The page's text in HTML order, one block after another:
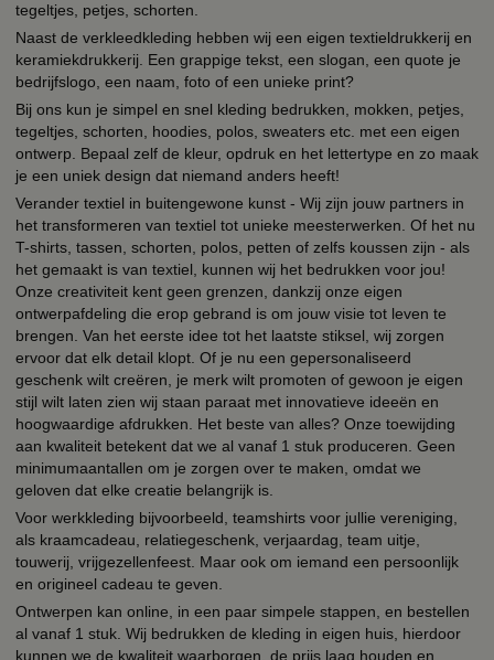
tegeltjes, petjes, schorten.
Naast de verkleedkleding hebben wij een eigen textieldrukkerij en
keramiekdrukkerij. Een grappige tekst, een slogan, een quote je
bedrijfslogo, een naam, foto of een unieke print?
Bij ons kun je simpel en snel kleding bedrukken, mokken, petjes,
tegeltjes, schorten, hoodies, polos, sweaters etc. met een eigen
ontwerp. Bepaal zelf de kleur, opdruk en het lettertype en zo maak
je een uniek design dat niemand anders heeft!
Verander textiel in buitengewone kunst - Wij zijn jouw partners in
het transformeren van textiel tot unieke meesterwerken. Of het nu
T-shirts, tassen, schorten, polos, petten of zelfs koussen zijn - als
het gemaakt is van textiel, kunnen wij het bedrukken voor jou!
Onze creativiteit kent geen grenzen, dankzij onze eigen
ontwerpafdeling die erop gebrand is om jouw visie tot leven te
brengen. Van het eerste idee tot het laatste stiksel, wij zorgen
ervoor dat elk detail klopt. Of je nu een gepersonaliseerd
geschenk wilt creëren, je merk wilt promoten of gewoon je eigen
stijl wilt laten zien wij staan paraat met innovatieve ideeën en
hoogwaardige afdrukken. Het beste van alles? Onze toewijding
aan kwaliteit betekent dat we al vanaf 1 stuk produceren. Geen
minimumaantallen om je zorgen over te maken, omdat we
geloven dat elke creatie belangrijk is.
Voor werkkleding bijvoorbeeld, teamshirts voor jullie vereniging,
als kraamcadeau, relatiegeschenk, verjaardag, team uitje,
touwerij, vrijgezellenfeest. Maar ook om iemand een persoonlijk
en origineel cadeau te geven.
Ontwerpen kan online, in een paar simpele stappen, en bestellen
al vanaf 1 stuk. Wij bedrukken de kleding in eigen huis, hierdoor
kunnen we de kwaliteit waarborgen, de prijs laag houden en